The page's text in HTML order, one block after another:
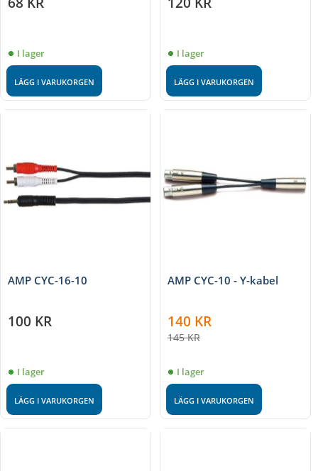
I lager
LÄGG I VARUKORGEN
I lager
LÄGG I VARUKORGEN
AMP CYC-16-10
100 KR
I lager
LÄGG I VARUKORGEN
AMP CYC-10 - Y-kabel
140 KR
145KR
I lager
LÄGG I VARUKORGEN